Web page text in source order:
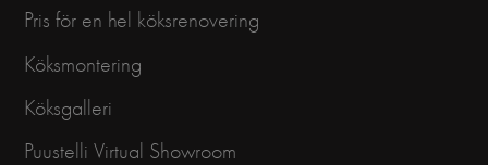
Pris för en hel köksrenovering
Köksmontering
Köksgalleri
Puustelli Virtual Showroom